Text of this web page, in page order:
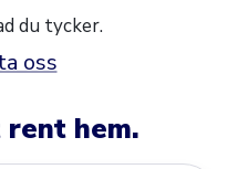
du tycker.
oss
hem.